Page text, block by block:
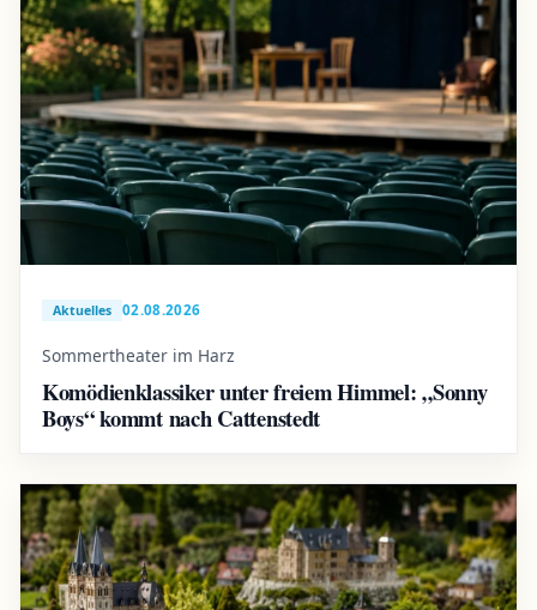
Aktuelles 02.08.2026
Sommertheater im Harz
Komödienklassiker unter freiem Himmel: „Sonny
Boys“ kommt nach Cattenstedt